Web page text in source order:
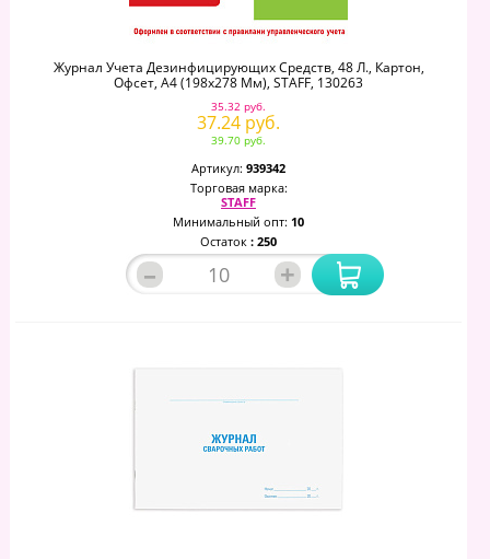
Журнал Учета Дезинфицирующих Средств, 48 Л., Картон,
Офсет, А4 (198х278 Мм), STAFF, 130263
35.32 руб.
37.24 руб.
39.70 руб.
Артикул: 939342
Торговая марка:
STAFF
Минимальный опт: 10
Остаток : 250
– +